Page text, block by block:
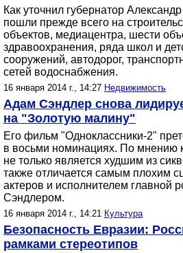
Как уточнил губернатор
пошли прежде всего на
объектов, медиацентра, шести
здравоохранения, ряда школ и
сооружений, автодорог,
сетей водоснабжения.
16 января 2014 г., 14:27 Недвижимость
Адам Сэндлер снова
на "Золотую малину"
Его фильм "Одноклассники-2"
в восьми номинациях. По мнению
не только является худшим из
также отличается самым плохим
актеров и исполнителем главной
Сэндлером.
16 января 2014 г., 14:21 Культура
Безопасность Евразии:
рамками стереотипов